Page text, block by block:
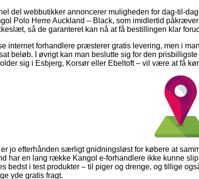
del webbutikker annoncerer muligheden for dag-til-
Polo Herre Auckland – Black, som imidlertid
så de garanteret kan nå at få bestillingen klar
internet forhandlere præsterer gratis levering, men i
beløb. I øvrigt kan man beslutte sig for den
sig i Esbjerg, Korsør eller Ebeltoft – vil være at få
er jo efterhånden særligt gnidningsløst for købere at
har en lang række Kangol e-forhandlere ikke kunne
bedst i test produkter – til piger og drenge, og tillige
yde gratis fragt.